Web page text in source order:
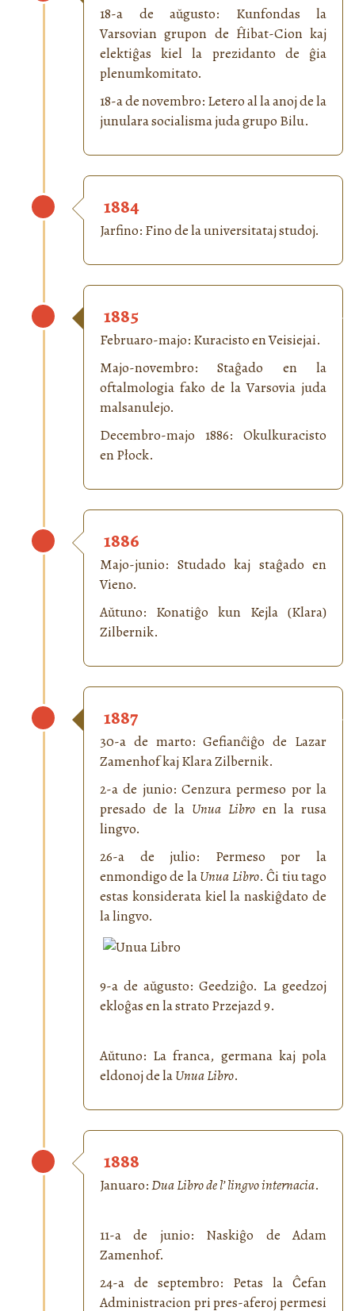
18-a de aŭgusto: Kunfondas la
Varsovian grupon de Ĥibat-Cion kaj
elektiĝas kiel la prezidanto de ĝia
plenumkomitato.
18-a de novembro: Letero al la anoj de la
junulara socialisma juda grupo Bilu.
1884
Jarfino: Fino de la universitataj studoj.
1885
Februaro-majo: Kuracisto en Veisiejai.
Majo-novembro: Staĝado en la
oftalmologia fako de la Varsovia juda
malsanulejo.
Decembro-majo 1886: Okulkuracisto
en Płock.
1886
Majo-junio: Studado kaj staĝado en
Vieno.
Aŭtuno: Konatiĝo kun Kejla (Klara)
Zilbernik.
1887
30-a de marto: Gefianĉiĝo de Lazar
Zamenhof kaj Klara Zilbernik.
2-a de junio: Cenzura permeso por la
presado de la Unua Libro en la rusa
lingvo.
26-a de julio: Permeso por la
enmondigo de laUnua Libro. Ĉi tiu tago
estas konsiderata kiel la naskiĝdato de
la lingvo.
9-a de aŭgusto: Geedziĝo. La geedzoj
ekloĝas en la strato Przejazd 9.
Aŭtuno: La franca, germana kaj pola
eldonoj de laUnua Libro.
1888
Januaro:Dua Libro de l’ lingvo internacia.
11-a de junio: Naskiĝo de Adam
Zamenhof.
24-a de septembro: Petas la Ĉefan
Administracion pri pres-aferoj permesi